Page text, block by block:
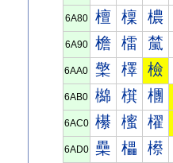
6A80 檀 檁 檂
6A90 檐 檑 檒
6AA0 檠 檡 檢
6AB0 檰 檱 檲
6AC0 櫀 櫁 櫂
6AD0 櫐 櫑 櫒